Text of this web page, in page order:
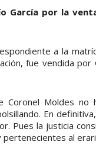
García por la
a la
fue vendida
Coronel Moldes
En
Pues la justicia
al